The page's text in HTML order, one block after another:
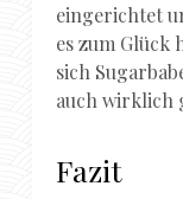
eingerichtet
es zum Glück
sich
auch wirklich
Fazit